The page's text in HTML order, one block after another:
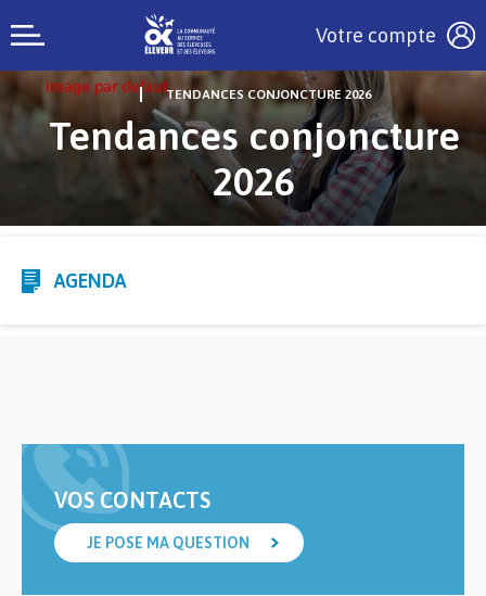
Votre compte
TENDANCES CONJONCTURE 2026
Tendances conjoncture
2026
AGENDA
VOS CONTACTS
JE POSE MA QUESTION